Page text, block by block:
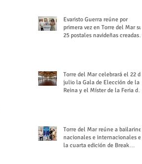
Evaristo Guerra reúne por
primera vez en Torre del Mar sus
25 postales navideñas creadas
Torre del Mar celebrará el 22 de
julio la Gala de Elección de la
Reina y el Míster de la Feria de
Torre del Mar reúne a bailarines
nacionales e internacionales en
la cuarta edición de Break